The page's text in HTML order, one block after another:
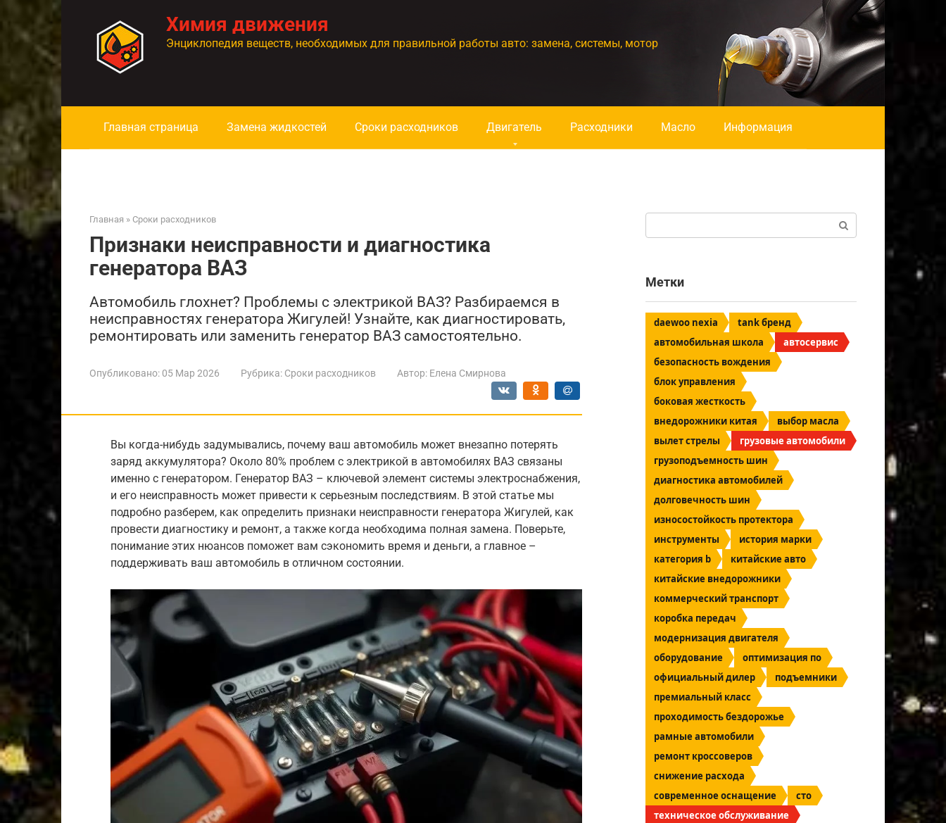
контенту
Химия движения
Энциклопедия веществ, необходимых для правильной работы авто: замена, системы, мотор
Главная страница Замена жидкостей Сроки расходников Двигатель Расходники Масло Информация
Главная » Сроки расходников
Признаки неисправности и диагностика
генератора ВАЗ
Автомобиль глохнет? Проблемы с электрикой ВАЗ? Разбираемся в
неисправностях генератора Жигулей! Узнайте, как диагностировать,
ремонтировать или заменить генератор ВАЗ самостоятельно.
Опубликовано: 05 Мар 2026 Рубрика: Сроки расходников Автор: Елена Смирнова
Вы когда-нибудь задумывались, почему ваш автомобиль может внезапно потерять
заряд аккумулятора? Около 80% проблем с электрикой в автомобилях ВАЗ связаны
именно с генератором. Генератор ВАЗ – ключевой элемент системы электроснабжения,
и его неисправность может привести к серьезным последствиям. В этой статье мы
подробно разберем, как определить признаки неисправности генератора Жигулей, как
провести диагностику и ремонт, а также когда необходима полная замена. Поверьте,
понимание этих нюансов поможет вам сэкономить время и деньги, а главное –
поддерживать ваш автомобиль в отличном состоянии.
Метки
daewoo nexia
tank бренд
автомобильная школа
автосервис
безопасность вождения
блок управления
боковая жесткость
внедорожники китая
выбор масла
вылет стрелы
грузовые автомобили
грузоподъемность шин
диагностика автомобилей
долговечность шин
износостойкость протектора
инструменты
история марки
категория b
китайские авто
китайские внедорожники
коммерческий транспорт
коробка передач
модернизация двигателя
оборудование
оптимизация по
официальный дилер
подъемники
премиальный класс
проходимость бездорожье
рамные автомобили
ремонт кроссоверов
снижение расхода
современное оснащение
сто
техническое обслуживание